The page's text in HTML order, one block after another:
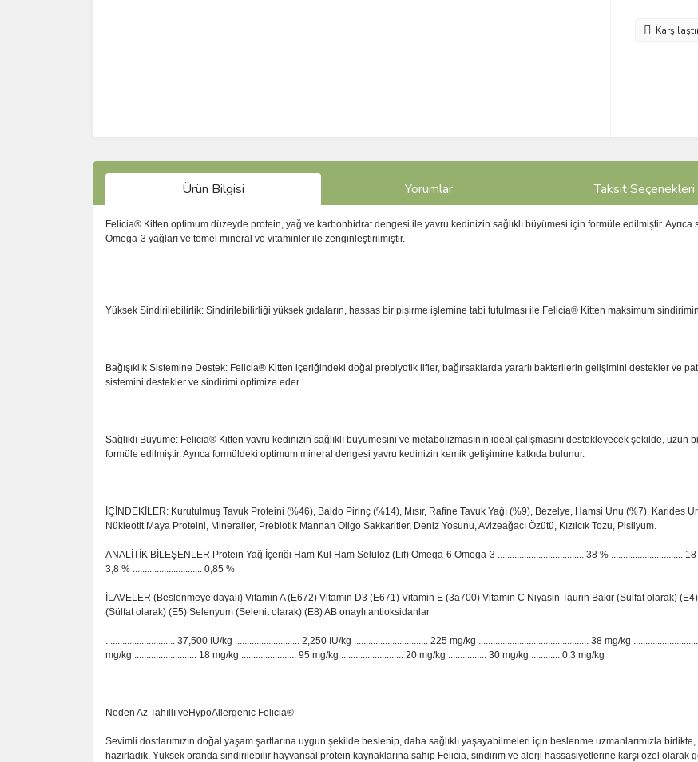
Ürün Bilgisi Yorumlar Taksit Seçenekleri
Felicia® Kitten optimum düzeyde protein, yağ ve karbonhidrat dengesi ile yavru kedinizin sağlıklı büyümesi için formüle edilmiştir.
Omega-3 yağları ve temel mineral ve vitaminler ile zenginleştirilmiştir.
Yüksek Sindirilebilirlik: Sindirilebilirliği yüksek gıdaların, hassas bir pişirme işlemine tabi tutulması ile Felicia® Kitten maksimum sindirimin
Bağışıklık Sistemine Destek: Felicia® Kitten içeriğindeki doğal prebiyotik lifler, bağırsaklarda yararlı bakterilerin gelişimini destekler ve
sistemini destekler ve sindirimi optimize eder.
Sağlıklı Büyüme: Felicia® Kitten yavru kedinizin sağlıklı büyümesini ve metabolizmasının ideal çalışmasını destekleyecek şekilde,
formüle edilmiştir. Ayrıca formüldeki optimum mineral dengesi yavru kedinizin kemik gelişimine katkıda bulunur.
İÇİNDEKİLER: Kurutulmuş Tavuk Proteini (%46), Baldo Pirinç (%14), Mısır, Rafine Tavuk Yağı (%9), Bezelye, Hamsi Unu (%7), Karides
Nükleotit Maya Proteini, Mineraller, Prebiotik Mannan Oligo Sakkaritler, Deniz Yosunu, Avizeağacı Özütü, Kızılcık Tozu, Pisilyum.
ANALİTİK BİLEŞENLER Protein Yağ İçeriği Ham Kül Ham Selüloz (Lif) Omega-6 Omega-3 .................................... 38 % .............................. 18
3,8 % ............................. 0,85 %
İLAVELER (Beslenmeye dayalı) Vitamin A (E672) Vitamin D3 (E671) Vitamin E (3a700) Vitamin C Niyasin Taurin Bakır (Sülfat olarak)
(Sülfat olarak) (E5) Selenyum (Selenit olarak) (E8) AB onaylı antioksidanlar
. ........................... 37,500 IU/kg ........................... 2,250 IU/kg ............................... 225 mg/kg .............................................. 38 mg/kg
mg/kg .......................... 18 mg/kg ....................... 95 mg/kg .......................... 20 mg/kg ................ 30 mg/kg ............ 0.3 mg/kg
Neden Az Tahıllı veHypoAllergenic Felicia®
Sevimli dostlarımızın doğal yaşam şartlarına uygun şekilde beslenip, daha sağlıklı yaşayabilmeleri için beslenme uzmanlarımızla
hazırladık. Yüksek oranda sindirilebilir hayvansal protein kaynaklarına sahip Felicia, sindirim ve alerji hassasiyetlerine karşı özel olarak